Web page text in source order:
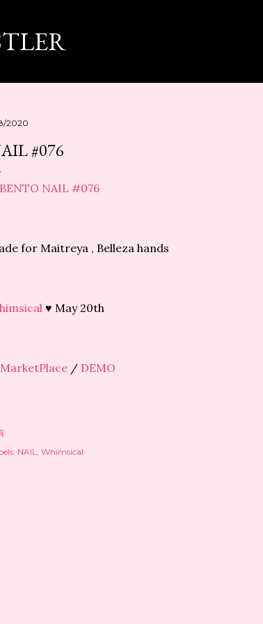
2020
#076
for Maitreya , Belleza hands
♥ May 20th
MarketPlace / DEMO
NAIL Whimsical